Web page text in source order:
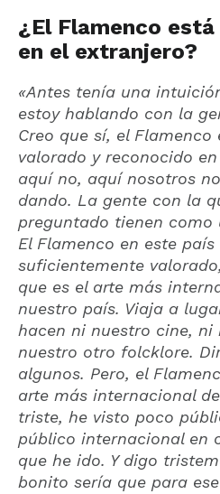
¿El Flamenco
en el extranjero?
«Antes tenía una
estoy hablando con la
Creo que sí, el Flamenco
valorado y reconocido
aquí no, aquí nosotros
dando. La gente con la
preguntado tienen como
El Flamenco en este
suficientemente
que es el arte más
nuestro país. Viaja a
hacen ni nuestro cine, ni
nuestro otro folcklore.
algunos. Pero, el
arte más internacional
triste, he visto poco
público internacional en
que he ido. Y digo
bonito sería que para